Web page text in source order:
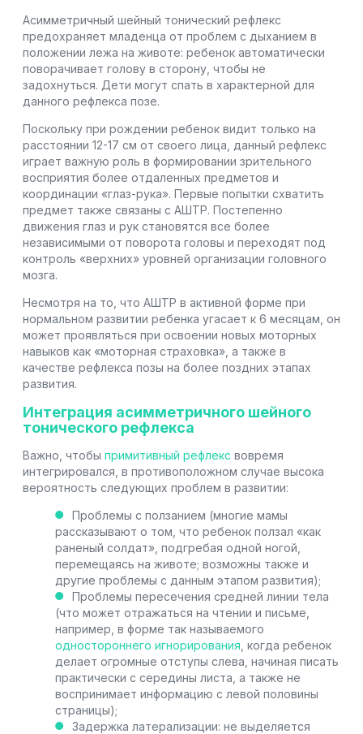
Асимметричный шейный тонический рефлекс
предохраняет младенца от проблем с дыханием в
положении лежа на животе: ребенок автоматически
поворачивает голову в сторону, чтобы не
задохнуться. Дети могут спать в характерной для
данного рефлекса позе.
Поскольку при рождении ребенок видит только на
расстоянии 12-17 см от своего лица, данный рефлекс
играет важную роль в формировании зрительного
восприятия более отдаленных предметов и
координации «глаз-рука». Первые попытки схватить
предмет также связаны с АШТР. Постепенно
движения глаз и рук становятся все более
независимыми от поворота головы и переходят под
контроль «верхних» уровней организации головного
мозга.
Несмотря на то, что АШТР в активной форме при
нормальном развитии ребенка угасает к 6 месяцам, он
может проявляться при освоении новых моторных
навыков как «моторная страховка», а также в
качестве рефлекса позы на более поздних этапах
развития.
Интеграция асимметричного шейного
тонического рефлекса
Важно, чтобы примитивный рефлекс вовремя
интегрировался, в противоположном случае высока
вероятность следующих проблем в развитии:
Проблемы с ползанием (многие мамы
рассказывают о том, что ребенок ползал «как
раненый солдат», подгребая одной ногой,
перемещаясь на животе; возможны также и
другие проблемы с данным этапом развития);
Проблемы пересечения средней линии тела
(что может отражаться на чтении и письме,
например, в форме так называемого
одностороннего игнорирования , когда ребенок
делает огромные отступы слева, начиная писать
практически с середины листа, а также не
воспринимает информацию с левой половины
страницы);
Задержка латерализации: не выделяется